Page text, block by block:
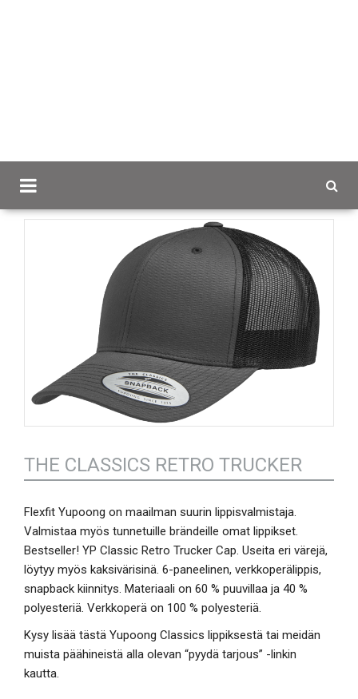
THE CLASSICS RETRO TRUCKER
Flexfit Yupoong on maailman suurin lippisvalmistaja.
Valmistaa myös tunnetuille brändeille omat lippikset.
Bestseller! YP Classic Retro Trucker Cap. Useita eri värejä,
löytyy myös kaksivärisinä. 6-paneelinen, verkkoperälippis,
snapback kiinnitys. Materiaali on 60 % puuvillaa ja 40 %
polyesteriä. Verkkoperä on 100 % polyesteriä.
Kysy lisää tästä Yupoong Classics lippiksestä tai meidän
muista päähineistä alla olevan “pyydä tarjous” -linkin
kautta.